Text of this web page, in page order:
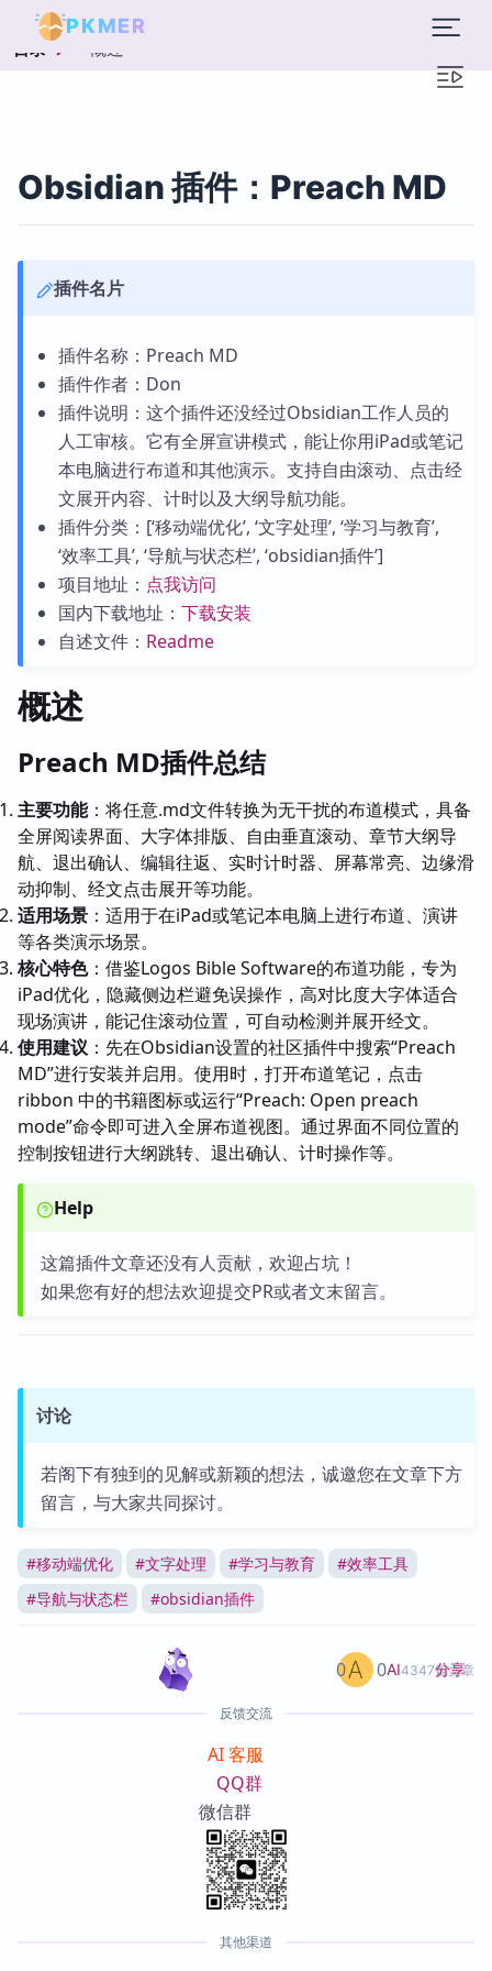
PKMER
目录 概述
Obsidian 插件：Preach MD
插件名片
插件名称：Preach MD
插件作者：Don
插件说明：这个插件还没经过Obsidian工作人员的
人工审核。它有全屏宣讲模式，能让你用iPad或笔记
本电脑进行布道和其他演示。支持自由滚动、点击经
文展开内容、计时以及大纲导航功能。
插件分类：[‘移动端优化’, ‘文字处理’, ‘学习与教育’,
‘效率工具’, ‘导航与状态栏’, ‘obsidian插件’]
项目地址： 点我访问
国内下载地址： 下载安装
自述文件： Readme
概述
Preach MD插件总结
主要功能：将任意.md文件转换为无干扰的布道模式，具备
全屏阅读界面、大字体排版、自由垂直滚动、章节大纲导
航、退出确认、编辑往返、实时计时器、屏幕常亮、边缘滑
动抑制、经文点击展开等功能。
适用场景 ：适用于在iPad或笔记本电脑上进行布道、演讲
等各类演示场景。
核心特色：借鉴Logos Bible Software的布道功能，专为
iPad优化，隐藏侧边栏避免误操作，高对比度大字体适合
现场演讲，能记住滚动位置，可自动检测并展开经文。
使用建议 ：先在Obsidian设置的社区插件中搜索“Preach
MD”进行安装并启用。使用时，打开布道笔记，点击
ribbon 中的书籍图标或运行“Preach: Open preach
mode”命令即可进入全屏布道视图。通过界面不同位置的
控制按钮进行大纲跳转、退出确认、计时操作等。
Help
这篇插件文章还没有人贡献，欢迎占坑！
如果您有好的想法欢迎提交PR或者文末留言。
讨论
若阁下有独到的见解或新颖的想法，诚邀您在文章下方
留言，与大家共同探讨。
#移动端优化 #文字处理 #学习与教育 #效率工具
#导航与状态栏 #obsidian插件
AI4347篇文章
0 0 分享
反馈交流
AI 客服
QQ群
微信群
其他渠道